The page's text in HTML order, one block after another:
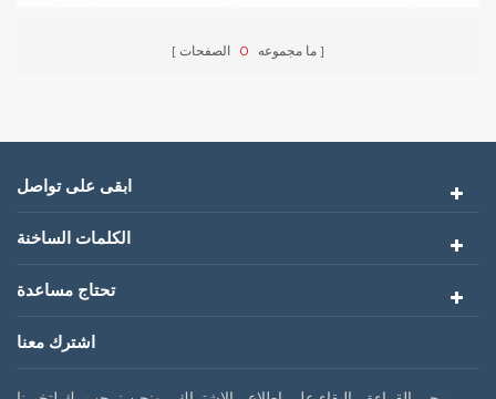
ما مجموعه 0 الصفحات
ابقى على تواصل
الكلمات الساخنة
تحتاج مساعدة
اشترك معنا